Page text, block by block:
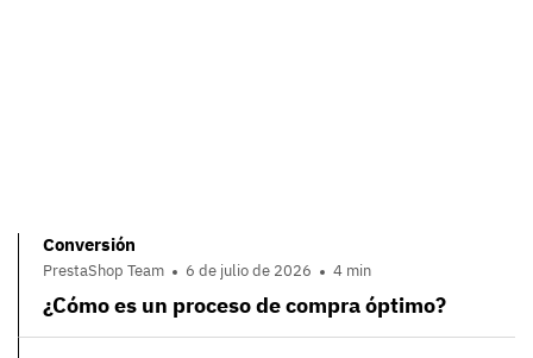
Conversión
PrestaShop Team 6 de julio de 2026 4 min
¿Cómo es un proceso de compra óptimo?